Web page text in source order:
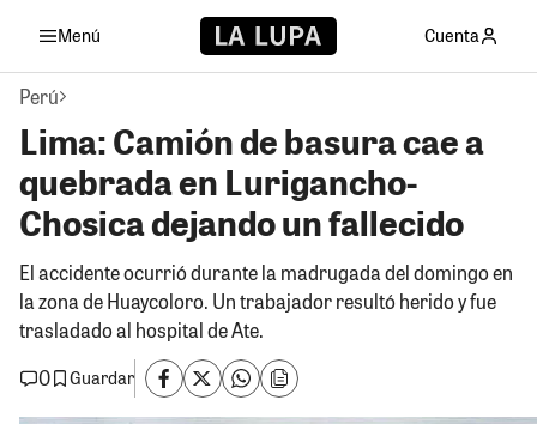
Menú Cuenta
Perú
Lima: Camión de basura cae a
quebrada en Lurigancho-
Chosica dejando un fallecido
El accidente ocurrió durante la madrugada del domingo en
la zona de Huaycoloro. Un trabajador resultó herido y fue
trasladado al hospital de Ate.
0
Guardar